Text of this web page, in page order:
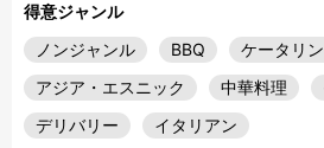
得意ジャンル
ノンジャンル
BBQ
ケータリ
アジア・エスニック
中華料理
デリバリー
イタリアン